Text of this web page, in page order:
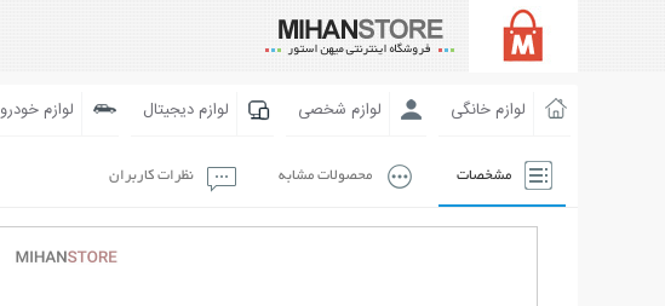
لوازم خانگی لوازم شخصی لوازم دیجیتال لوازم خودرو
مشخصات محصولات مشابه نظرات کاربران